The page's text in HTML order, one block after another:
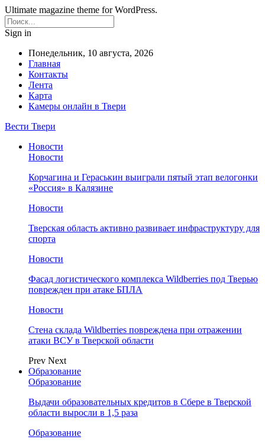
Ultimate magazine theme for WordPress.
Sign in
Понедельник, 10 августа, 2026
Главная
Контакты
Лента
Карта
Камеры онлайн в Твери
Вести Твери
Новости
Новости
Корчагина и Гераськин выиграли пятый этап велогонки
«Россия» в Калязине
Новости
Тверская область активно развивает инфраструктуру для
спорта
Новости
Фасад логистического комплекса Wildberries под Тверью
поврежден при атаке БПЛА
Новости
Стена склада Wildberries повреждена при отражении
атаки ВСУ в Тверской области
Prev Next
Образование
Образование
Выдачи образовательных кредитов в Сбере в Тверской
области выросли в 1,5 раза
Образование